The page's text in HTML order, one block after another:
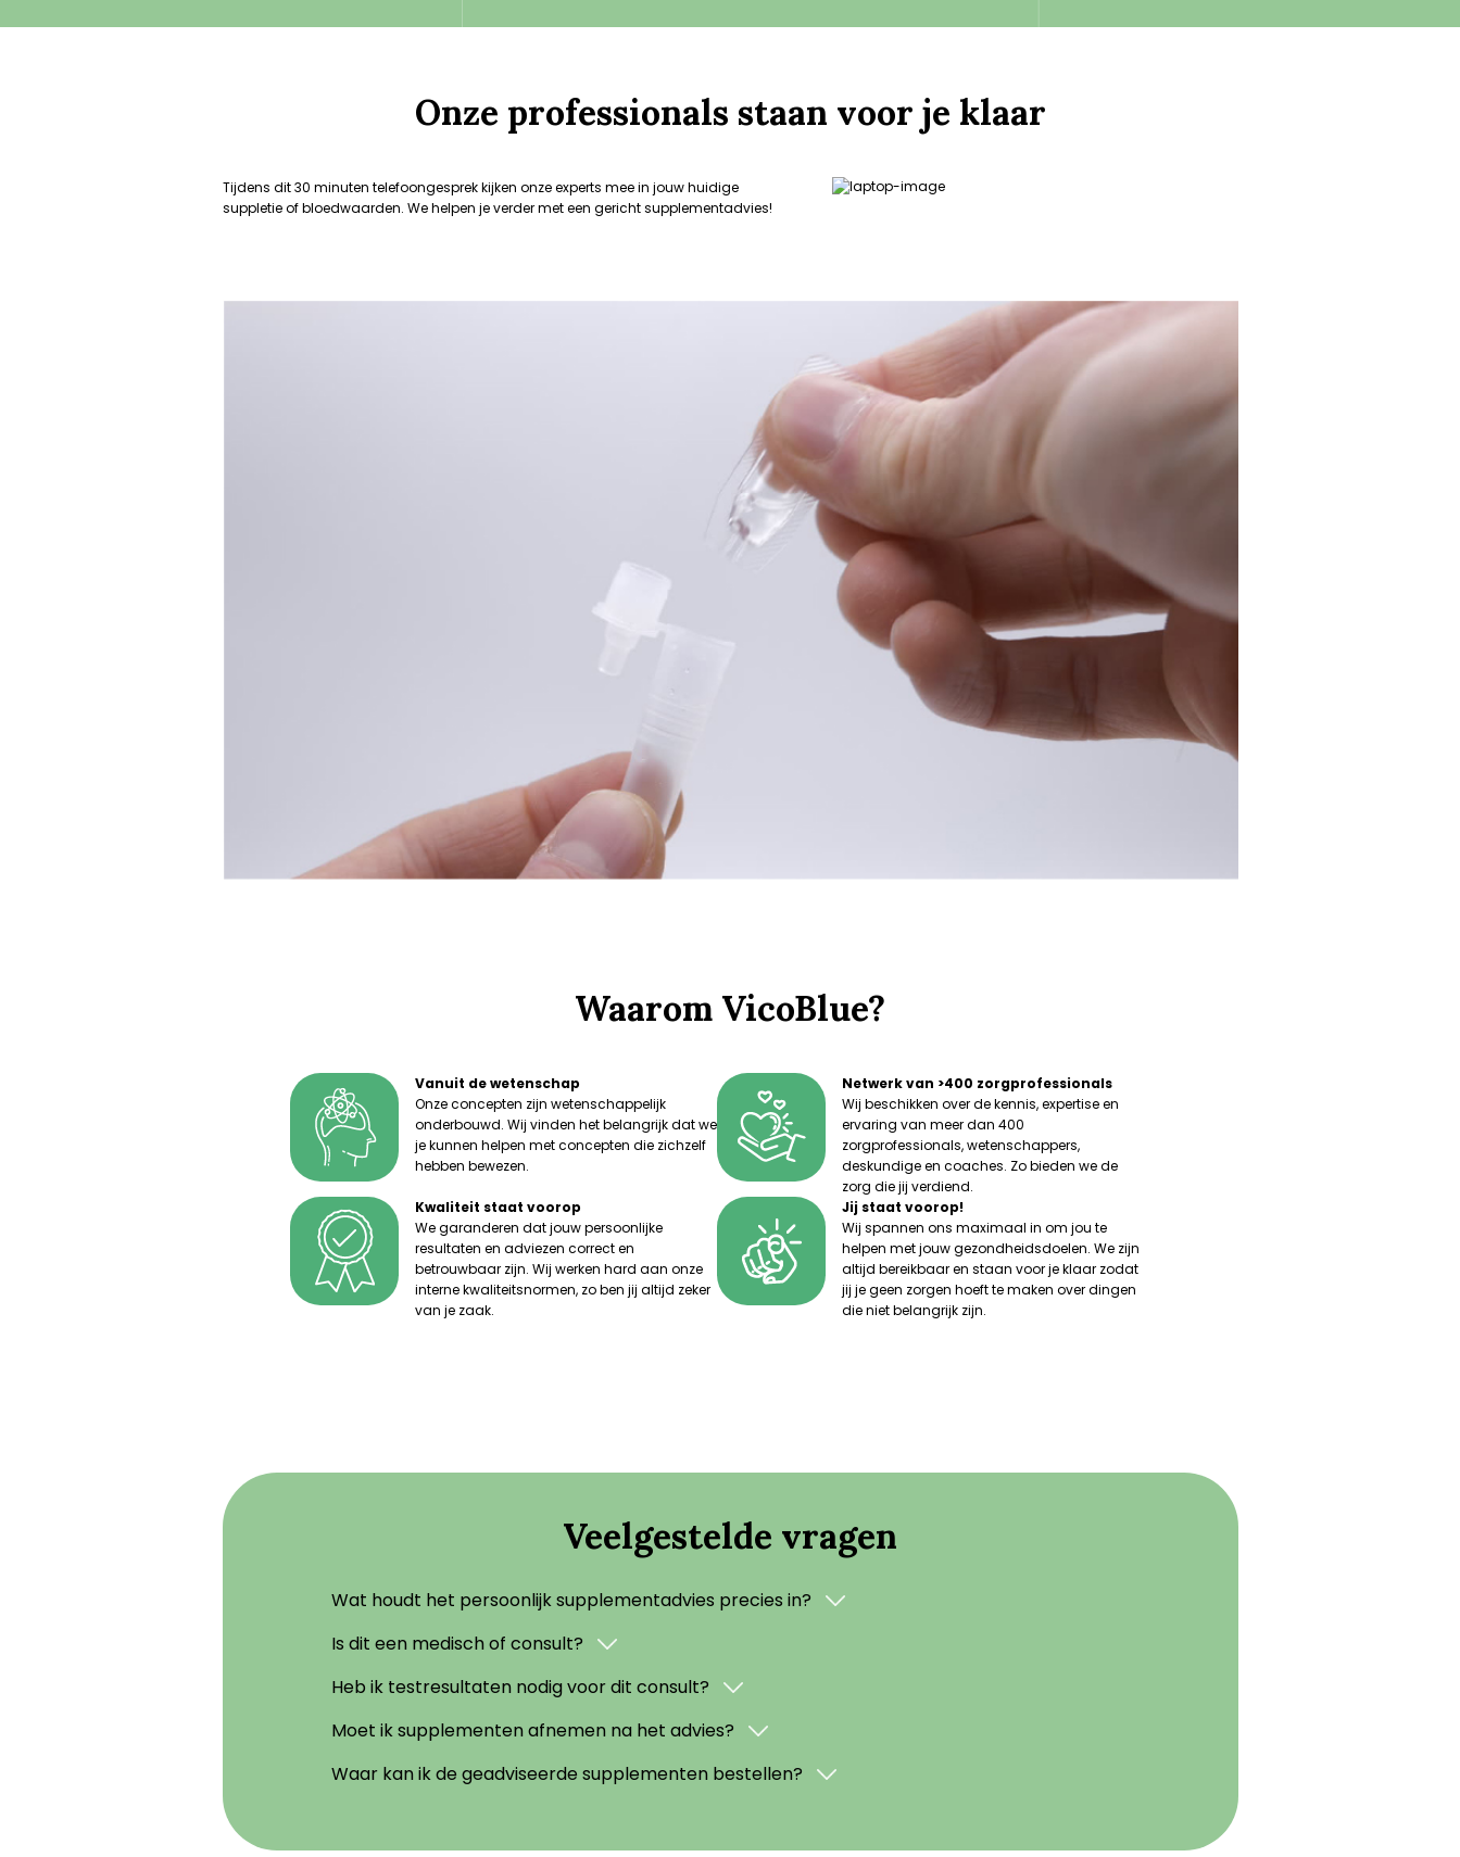
Onze professionals staan voor je klaar
Tijdens dit 30 minuten telefoongesprek kijken onze experts mee in jouw huidige
suppletie of bloedwaarden. We helpen je verder met een gericht supplementadvies!
Waarom VicoBlue?
Vanuit de wetenschap
Onze concepten zijn wetenschappelijk
onderbouwd. Wij vinden het belangrijk dat we
je kunnen helpen met concepten die zichzelf
hebben bewezen.
Netwerk van >400 zorgprofessionals
Wij beschikken over de kennis, expertise en
ervaring van meer dan 400
zorgprofessionals, wetenschappers,
deskundige en coaches. Zo bieden we de
zorg die jij verdiend.
Kwaliteit staat voorop
We garanderen dat jouw persoonlijke
resultaten en adviezen correct en
betrouwbaar zijn. Wij werken hard aan onze
interne kwaliteitsnormen, zo ben jij altijd zeker
van je zaak.
Jij staat voorop!
Wij spannen ons maximaal in om jou te
helpen met jouw gezondheidsdoelen. We zijn
altijd bereikbaar en staan voor je klaar zodat
jij je geen zorgen hoeft te maken over dingen
die niet belangrijk zijn.
Veelgestelde vragen
Wat houdt het persoonlijk supplementadvies precies in?
Is dit een medisch of consult?
Heb ik testresultaten nodig voor dit consult?
Moet ik supplementen afnemen na het advies?
Waar kan ik de geadviseerde supplementen bestellen?